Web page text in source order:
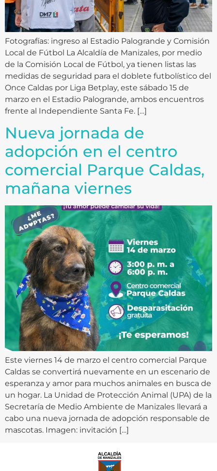
Fotografías: ingreso al Estadio Palogrande y Comisión
Local de Fútbol La Alcaldía de Manizales, por medio
de la Comisión Local de Fútbol, ya tienen listas las
medidas de seguridad para el doblete futbolístico del
Once Caldas por Liga Betplay, este sábado 15 de
marzo en el Estadio Palogrande, ambos encuentros
frente al Independiente Santa Fe. […]
Nueva jornada de
adopción en el centro
comercial Parque Caldas,
mañana viernes
Este viernes 14 de marzo el centro comercial Parque
Caldas se convertirá nuevamente en un escenario de
esperanza y amor para muchos animales en busca de
un hogar. La Unidad de Protección Animal (UPA) de la
Secretaría de Medio Ambiente de Manizales llevará a
cabo una nueva jornada de adopción responsable de
mascotas. Imagen: invitación […]